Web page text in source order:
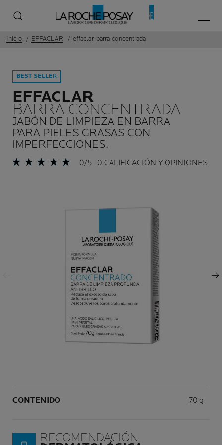
Menú
Inicio EFFACLAR effaclar-barra-concentrada
BEST SELLER
EFFACLAR
BARRA CONCENTRADA
JABÓN DE LIMPIEZA EN BARRA
PARA PIELES GRASAS CON
IMPERFECCIONES.
0/5 0 CALIFICACIÓN Y OPINIONES
Panel siguiente
CONTENIDO Volume
70 g
RECOMENDACIÓN